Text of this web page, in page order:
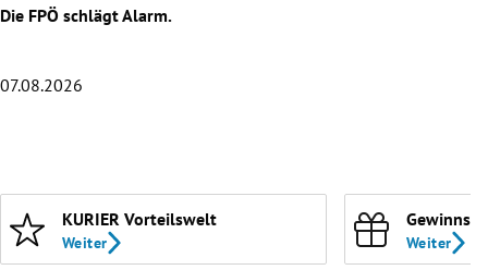
Untermenü
Untermenü
Untermenü
Die FPÖ schlägt Alarm.
07.08.2026
KURIER Vorteilswelt
Weiter Weiter